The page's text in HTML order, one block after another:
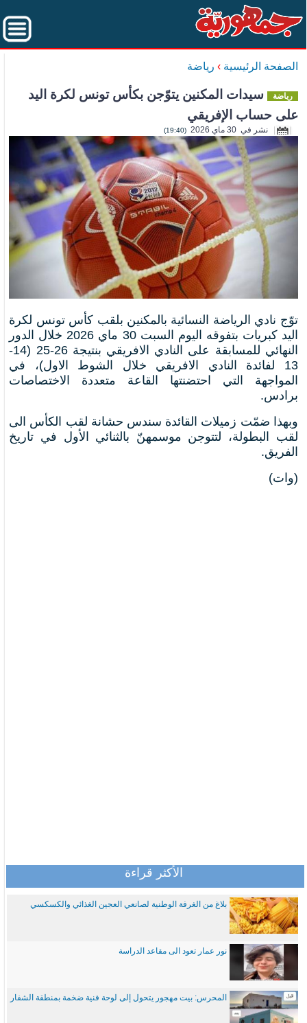
الصفحة الرئيسية › رياضة
رياضة سيدات المكنين يتوّجن بكأس تونس لكرة اليد
على حساب الإفريقي
نشر في 30 ماي 2026 (19:40)
توّج نادي الرياضة النسائية بالمكنين بلقب كأس تونس لكرة
اليد كبريات بتفوقه اليوم السبت 30 ماي 2026 خلال الدور
النهائي للمسابقة على النادي الافريقي بنتيجة 26-25 (14-
13 لفائدة النادي الافريقي خلال الشوط الاول)، في
المواجهة التي احتضنتها القاعة متعددة الاختصاصات
برادس.
وبهذا ضمّت زميلات القائدة سندس حشانة لقب الكأس الى
لقب البطولة، لتتوجن موسمهنّ بالثنائي الأول في تاريخ
الفريق.
(وات)
الأكثر قراءة
بلاغ من الغرفة الوطنية لصانعي العجين الغذائي والكسكسي
نور عمار تعود الى مقاعد الدراسة
المحرس: بيت مهجور يتحول إلى لوحة فنية ضخمة بمنطقة الشفار